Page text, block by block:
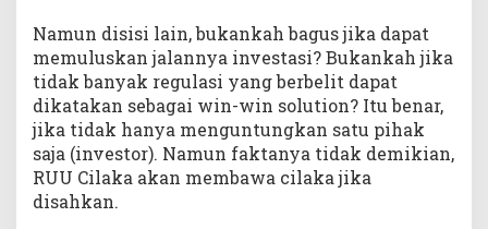
Namun disisi lain, bukankah bagus jika dapat
memuluskan jalannya investasi? Bukankah jika
tidak banyak regulasi yang berbelit dapat
dikatakan sebagai win-win solution? Itu benar,
jika tidak hanya menguntungkan satu pihak
saja (investor). Namun faktanya tidak demikian,
RUU Cilaka akan membawa cilaka jika
disahkan.